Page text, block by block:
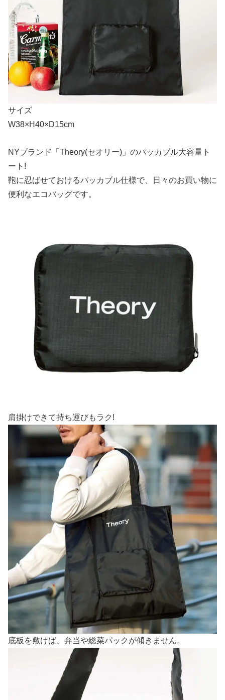
サイズ
W38×H40×D15cm
NYブランド「Theory(セオリー)」のパッカブル大容量ト
ート!
鞄に忍ばせておけるパッカブル仕様で、日々のお買い物に
便利なエコバッグです。
肩掛けできて持ち運びもラク!
底板を敷けば、弁当や総菜パックが傾きません。